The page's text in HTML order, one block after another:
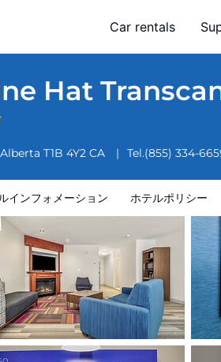
Car rentals
Hat
Alberta T1B 4Y2 CA Tel.(855) 334-
インフォメーション ホテルポリシー